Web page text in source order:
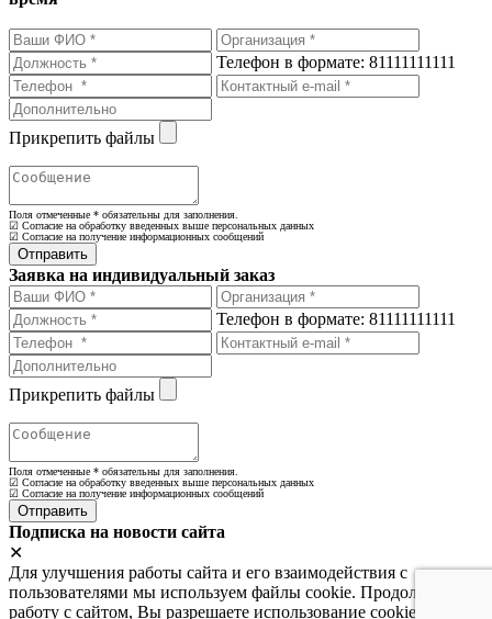
Телефон в формате: 81111111111
Прикрепить файлы
Поля отмеченные * обязательны для заполнения.
☑ Согласие на обработку введенных выше персональных данных
☑ Согласие на получение информационных сообщений
Заявка на индивидуальный заказ
Телефон в формате: 81111111111
Прикрепить файлы
Поля отмеченные * обязательны для заполнения.
☑ Согласие на обработку введенных выше персональных данных
☑ Согласие на получение информационных сообщений
Подписка на новости сайта
✕
Для улучшения работы сайта и его взаимодействия с
пользователями мы используем файлы cookie. Продолжая
работу с сайтом, Вы разрешаете использование cookie-файлов.